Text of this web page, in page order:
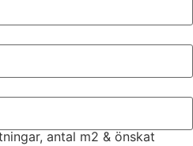
antal m2 & önskat